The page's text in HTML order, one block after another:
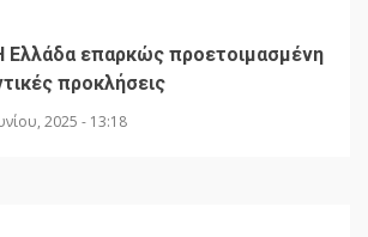
Ελλάδα επαρκώς προετοιμασμένη
προκλήσεις
2025 - 13:18